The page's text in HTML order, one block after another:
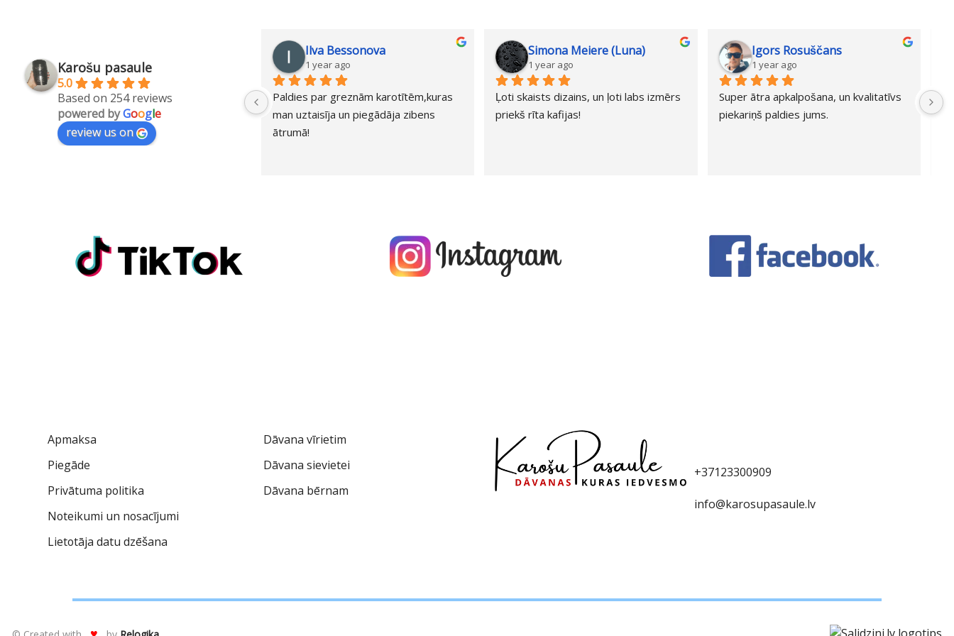
Karošu pasaule
5.0
Based on 254 reviews
powered byGoogle
review us on
Ilva Bessonova
1 year ago
Paldies par greznām karotītēm,kuras
man uztaisīja un piegādāja zibens
ātrumā!
Simona Meiere (Luna)
1 year ago
Ļoti skaists dizains, un ļoti labs izmērs
priekš rīta kafijas!
Igors Rosuščans
1 year ago
Super ātra apkalpošana, un kvalitatīvs
piekariņš paldies jums.
Apmaksa
Piegāde
Privātuma politika
Noteikumi un nosacījumi
Lietotāja datu dzēšana
Dāvana vīrietim
Dāvana sievietei
Dāvana bērnam
+37123300909
info@karosupasaule.lv